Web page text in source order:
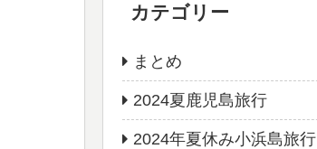
カテゴリー
まとめ
2024夏鹿児島旅行
2024年夏休み小浜島旅行